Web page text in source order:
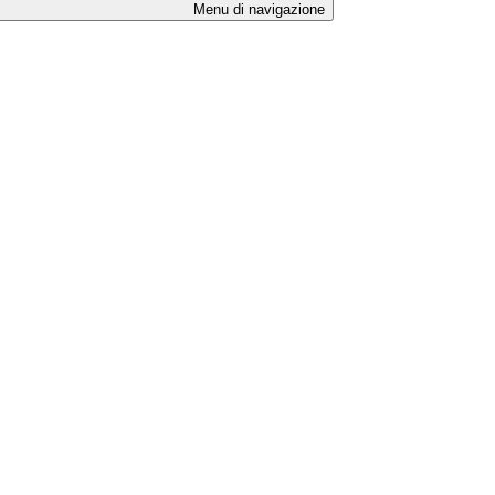
Menu di navigazione